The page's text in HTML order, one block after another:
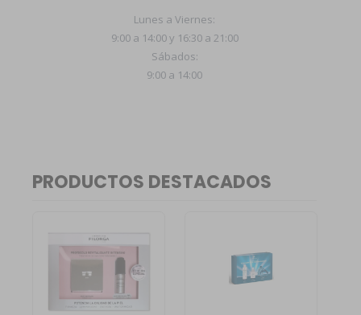
Lunes a Viernes:
9:00 a 14:00 y 16:30 a 21:00
Sábados:
9:00 a 14:00